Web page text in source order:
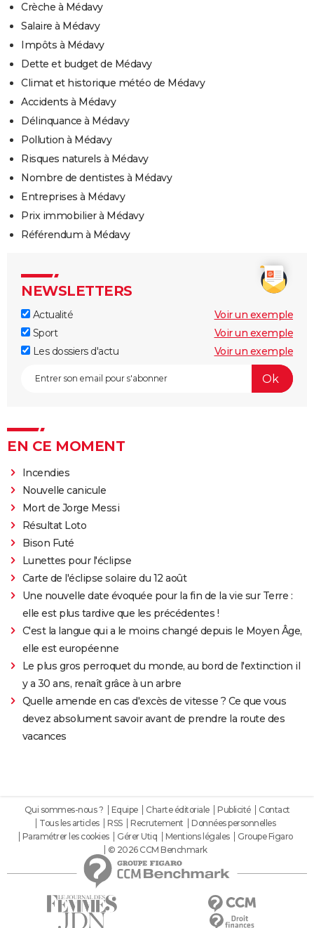
Crèche à Médavy
Salaire à Médavy
Impôts à Médavy
Dette et budget de Médavy
Climat et historique météo de Médavy
Accidents à Médavy
Délinquance à Médavy
Pollution à Médavy
Risques naturels à Médavy
Nombre de dentistes à Médavy
Entreprises à Médavy
Prix immobilier à Médavy
Référendum à Médavy
NEWSLETTERS
Actualité
Voir un exemple
Sport
Voir un exemple
Les dossiers d'actu
Voir un exemple
EN CE MOMENT
Incendies
Nouvelle canicule
Mort de Jorge Messi
Résultat Loto
Bison Futé
Lunettes pour l'éclipse
Carte de l'éclipse solaire du 12 août
Une nouvelle date évoquée pour la fin de la vie sur Terre :
elle est plus tardive que les précédentes !
C'est la langue qui a le moins changé depuis le Moyen Âge,
elle est européenne
Le plus gros perroquet du monde, au bord de l'extinction il
y a 30 ans, renaît grâce à un arbre
Quelle amende en cas d'excès de vitesse ? Ce que vous
devez absolument savoir avant de prendre la route des
vacances
Qui sommes-nous ? Equipe Charte éditoriale Publicité
Contact
Tous les articles
RSS Recrutement
Données personnelles
Paramétrer les cookies
Gérer Utiq Mentions légales
Groupe Figaro
© 2026 CCM Benchmark